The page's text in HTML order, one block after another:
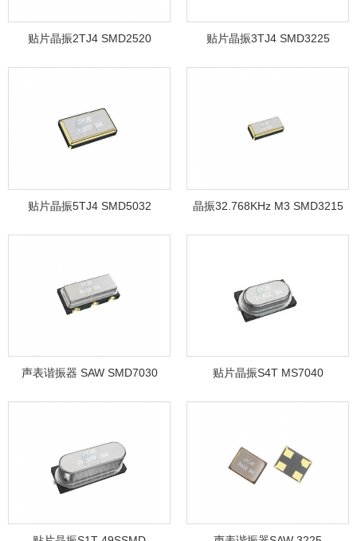
贴片晶振2TJ4 SMD2520 贴片晶振3TJ4 SMD3225
贴片晶振5TJ4 SMD5032 晶振32.768KHz M3 SMD3215
声表谐振器 SAW SMD7030 贴片晶振S4T MS7040